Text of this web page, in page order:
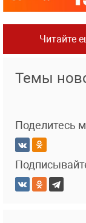
Читайте
Темы
Поделитесь